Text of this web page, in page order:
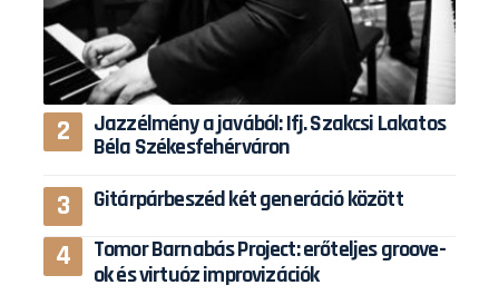
Jazzélmény a javából: Ifj. Szakcsi Lakatos
Béla Székesfehérváron
Gitárpárbeszéd két generáció között
Tomor Barnabás Project: erőteljes groove-
ok és virtuóz improvizációk